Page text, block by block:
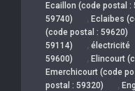
Ecaillon (code postal :
59740)
, Eclaibes
(code postal : 59620)
59114)
, électricité
59600)
, Elincourt
Emerchicourt (code
postal : 59320)
,